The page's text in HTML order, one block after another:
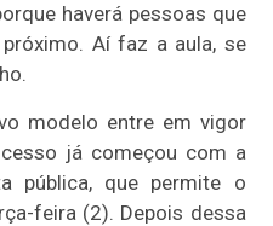
haverá pessoas que
Aí faz a aula, se
modelo entre em vigor
já começou com a
pública, que permite o
feira (2). Depois dessa